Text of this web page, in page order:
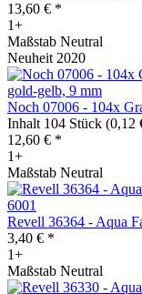
13,60 € *
1+
Maßstab Neutral
Neuheit 2020
Noch 07006 - 104x
Inhalt 104 Stück (0,12
12,60 € *
1+
Maßstab Neutral
Revell 36364 - Aqua
3,40 € *
1+
Maßstab Neutral